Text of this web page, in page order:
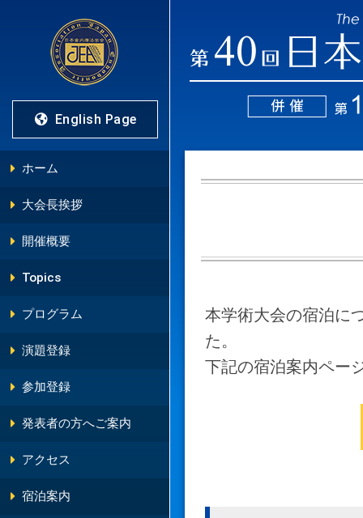
本学術大会の宿泊に
た。
下記の宿泊案内ペー
English Page
ホーム
大会長挨拶
開催概要
Topics
プログラム
演題登録
参加登録
発表者の方へご案内
アクセス
宿泊案内